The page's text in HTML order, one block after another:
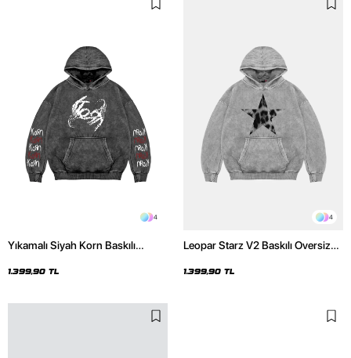
4
Yıkamalı Siyah Korn Baskılı
1.399,90 TL
4
Leopar Starz V2 Baskılı Oversize
Hoodie
1.399,90 TL